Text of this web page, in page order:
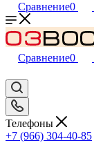
Сравнение0
Сравнение0
Телефоны
+7 (966) 304-40-85